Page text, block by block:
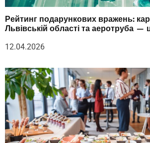
Рейтинг подарункових вражень:
Львівській області та аеротруба —
12.04.2026